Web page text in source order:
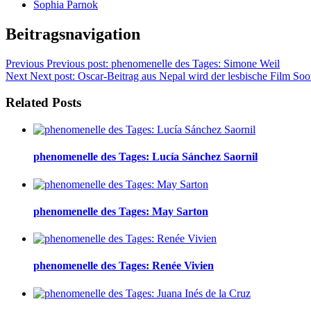
Sophia Parnok
Beitragsnavigation
Previous Previous post: phenomenelle des Tages: Simone Weil
Next Next post: Oscar-Beitrag aus Nepal wird der lesbische Film
Related Posts
phenomenelle des Tages: Lucía Sánchez Saornil
phenomenelle des Tages: May Sarton
phenomenelle des Tages: Renée Vivien